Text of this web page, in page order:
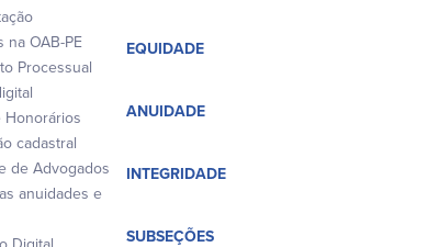
na OAB-PE
Processual
Honorários
cadastral
de Advogados
anuidades e
EQUIDADE
ANUIDADE
INTEGRIDADE
SUBSEÇÕES